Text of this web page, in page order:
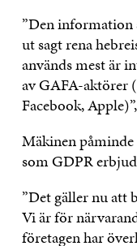
”Den information
ut sagt rena
används mest är
av GAFA-aktörer
Facebook,
Mäkinen
som GDPR
”Det gäller nu att
Vi är för
företagen har